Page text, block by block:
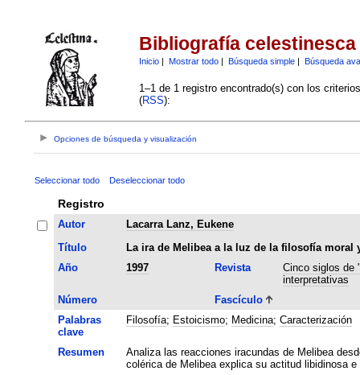
Bibliografía celestinesca
Inicio| Mostrar todo| Búsqueda simple| Búsqueda
1–1 de 1 registro encontrado(s) con los
(RSS):
Opciones de búsqueda y visualización
Seleccionar todo Deseleccionar todo
Registro
Autor
Lacarra Lanz, Eukene
Título
La ira de Melibea a la luz de la filosofía moral
Año
1997 Revista
Cinco siglos de
interpretativas
Número
Fascículo
Palabras
clave
Filosofía; Estoicismo; Medicina; Caracterización
Resumen
Analiza las reacciones iracundas de Melibea
colérica de Melibea explica su actitud libidinosa e